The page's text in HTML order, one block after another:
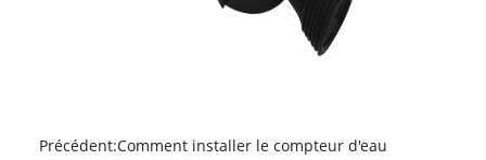
Précédent:Comment installer le compteur d'eau